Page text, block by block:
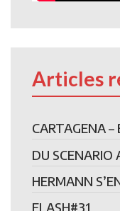
Articles
CARTAGENA
DU SCENARIO
HERMANN
FLASH#31